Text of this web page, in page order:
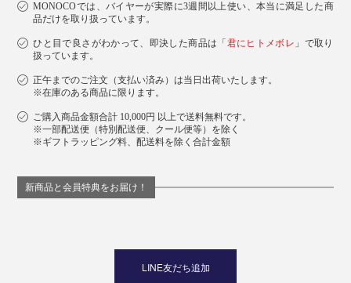
MONOCOでは、バイヤーが実際に3週間以上使い、本当に満足した商
品だけを取り扱っています。
ひと目で良さがわかって、即決した商品は「 君にヒトメボレ 」で取り
扱っています。
正午までのご注文（支払い済み）は当日出荷いたします。
※在庫のある商品に限ります。
ご購入商品金額合計 10,000円 以上で送料無料です。
※一部配送便（特別配送便、クール便等）を除く
※ギフトラッピング料、配送料を除く合計金額
新商品と会員特典をお届け！
LINE友だち追加